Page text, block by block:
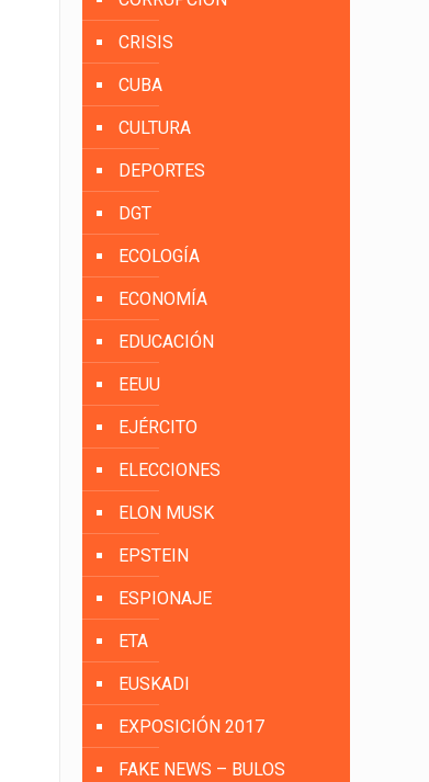
CRISIS
CUBA
CULTURA
DEPORTES
DGT
ECOLOGÍA
ECONOMÍA
EDUCACIÓN
EEUU
EJÉRCITO
ELECCIONES
ELON MUSK
EPSTEIN
ESPIONAJE
ETA
EUSKADI
EXPOSICIÓN 2017
FAKE NEWS – BULOS